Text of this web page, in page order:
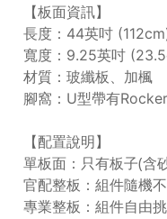
【板面資訊】
長度：44英吋
寬度：9.25英吋
材質：玻纖板、加楓
腳窩：U型帶有Rocker
【配置說明】
單板面：只有板子(含
官配整板：組件隨機
專業整板：組件自由